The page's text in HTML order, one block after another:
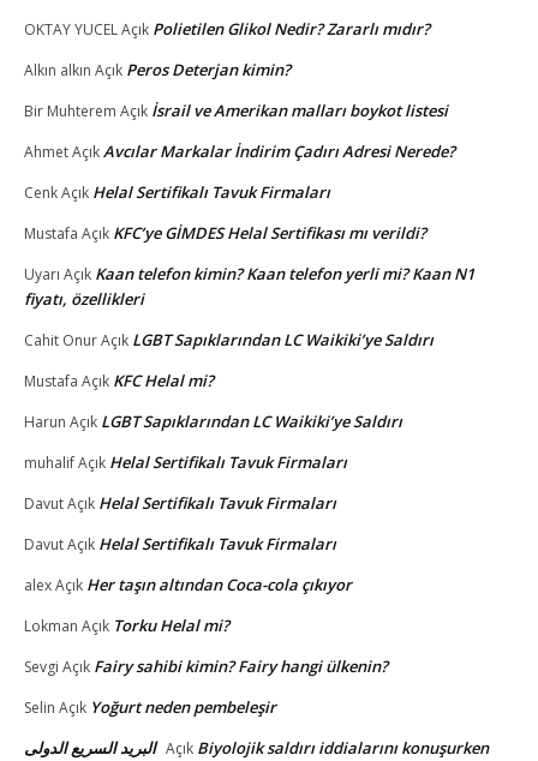
OKTAY YUCELAçık Polietilen Glikol Nedir? Zararlı mıdır?
Alkın alkın Açık Peros Deterjan kimin?
Bir Muhterem Açık İsrail ve Amerikan malları boykot listesi
AhmetAçıkAvcılar Markalar İndirim Çadırı Adresi Nerede?
CenkAçık Helal Sertifikalı Tavuk Firmaları
Mustafa Açık KFC’ye GİMDES Helal Sertifikası mı verildi?
Uyarı Açık Kaan telefon kimin? Kaan telefon yerli mi? Kaan N1
fiyatı, özellikleri
Cahit OnurAçık LGBT Sapıklarından LC Waikiki’ye Saldırı
Mustafa Açık KFC Helal mi?
Harun Açık LGBT Sapıklarından LC Waikiki’ye Saldırı
muhalifAçık Helal Sertifikalı Tavuk Firmaları
DavutAçık Helal Sertifikalı Tavuk Firmaları
DavutAçık Helal Sertifikalı Tavuk Firmaları
alexAçık Her taşın altından Coca-cola çıkıyor
Lokman Açık Torku Helal mi?
Sevgi Açık Fairy sahibi kimin? Fairy hangi ülkenin?
Selin Açık Yoğurt neden pembeleşir
البريد السريع الدولى Açık Biyolojik saldırı iddialarını konuşurken